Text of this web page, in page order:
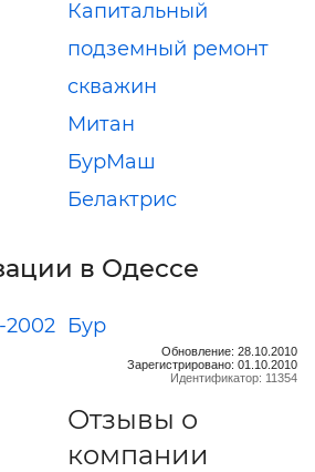
Капитальный
подземный ремонт
скважин
Митан
БурМаш
Белактрис
в Одессе
2002 Бур
Обновление: 28.10.2010
Зарегистрировано: 01.10.2010
Идентификатор: 11354
Отзывы о
компании